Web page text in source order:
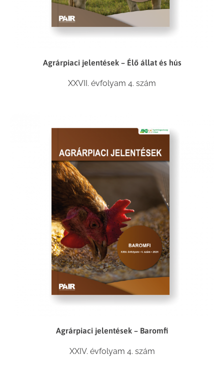
Agrárpiaci jelentések – Élő állat és hús
XXVII. évfolyam 4. szám
Agrárpiaci jelentések – Baromfi
XXIV. évfolyam 4. szám